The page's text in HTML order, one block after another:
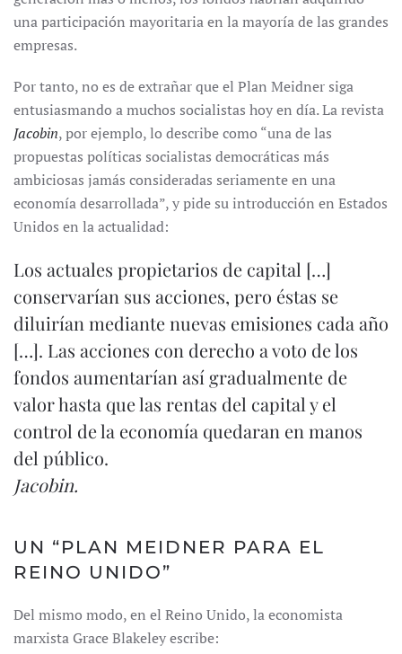
una participación mayoritaria en la mayoría de las grandes
empresas.
Por tanto, no es de extrañar que el Plan Meidner siga
entusiasmando a muchos socialistas hoy en día. La revista
Jacobin, por ejemplo, lo describe como “una de las
propuestas políticas socialistas democráticas más
ambiciosas jamás consideradas seriamente en una
economía desarrollada”, y pide su introducción en Estados
Unidos en la actualidad:
Los actuales propietarios de capital […]
conservarían sus acciones, pero éstas se
diluirían mediante nuevas emisiones cada año
[…]. Las acciones con derecho a voto de los
fondos aumentarían así gradualmente de
valor hasta que las rentas del capital y el
control de la economía quedaran en manos
del público.
Jacobin.
UN “PLAN MEIDNER PARA EL
REINO UNIDO”
Del mismo modo, en el Reino Unido, la economista
marxista Grace Blakeley escribe: